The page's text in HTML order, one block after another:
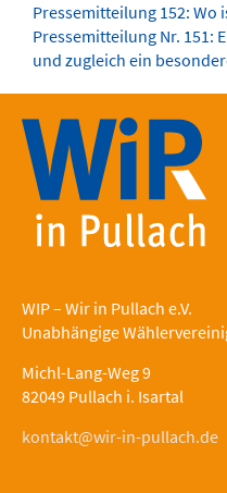
Pressemitteilung 152: Wo
Pressemitteilung Nr. 151:
und zugleich ein
WIP – Wir in Pullach e.V.
Unabhängige
Michl-Lang-Weg 9
82049 Pullach i. Isartal
kontakt@wir-in-pullach.de